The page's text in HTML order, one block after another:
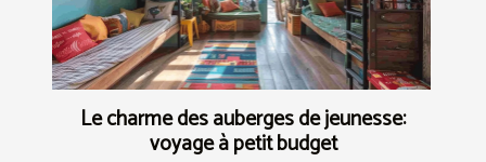
Le charme des auberges de jeunesse:
voyage à petit budget